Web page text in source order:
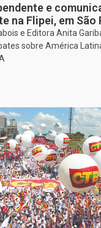
e
na Flipei, em São
e Editora Anita
sobre América